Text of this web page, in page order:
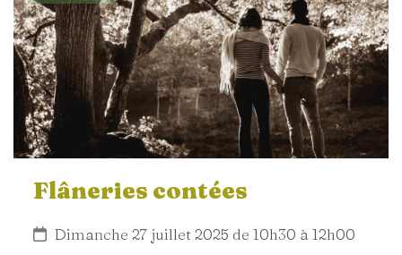
Flâneries contées
Dimanche 27 juillet 2025 de 10h30 à 12h00